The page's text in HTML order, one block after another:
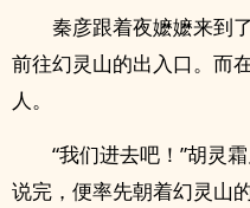
秦彦跟着夜嬷嬷来到
前往幻灵山的出入口。而
人。
“我们进去吧！”胡灵
说完，便率先朝着幻灵山